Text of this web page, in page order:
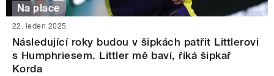
Na place
22. leden 2025
Následující roky budou v šipkách patřit Littlerovi
s Humphriesem. Littler mě baví, říká šipkař
Korda